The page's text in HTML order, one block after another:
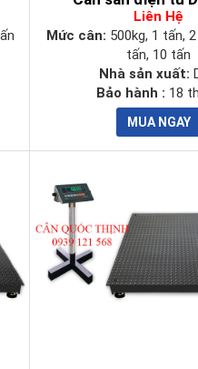
Liên Hệ
Mức cân: 500kg, 1 tấn,
tấn, 10 tấn
Nhà sản xuất:
Bảo hành : 18